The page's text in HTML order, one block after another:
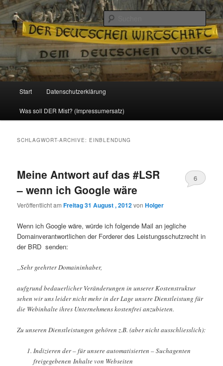
Reizzentrum
Politik, Wirtschaft, Soziales und Gesellschaft
Zum
Inhalt
Zum
sekundären
Start Datenschutzerklärung
Was soll DER Mist? (Impressumersatz)
SCHLAGWORT-ARCHIVE: EINBLENDUNG
Meine Antwort auf das #LSR
– wenn ich Google wäre
Veröffentlicht amFreitag 31 August , 2012vonHolger
6
Wenn ich Google wäre, würde ich folgende Mail an jegliche
Domainverantwortlichen der Forderer des Leistungsschutzrecht in
der BRD senden:
„Sehr geehrter Domaininhaber,
aufgrund bedauerlicher Veränderungen in unserer Kostenstruktur
sehen wir uns leider nicht mehr in der Lage unsere Dienstleistung für
die Webinhalte ihres Unternehmens kostenfrei anzubieten.
Zu unseren Dienstleistungen gehören z.B. (aber nicht ausschliesslich):
Indizieren der – für unsere automatisierten – Suchagenten
freigegebenen Inhalte von Webseiten